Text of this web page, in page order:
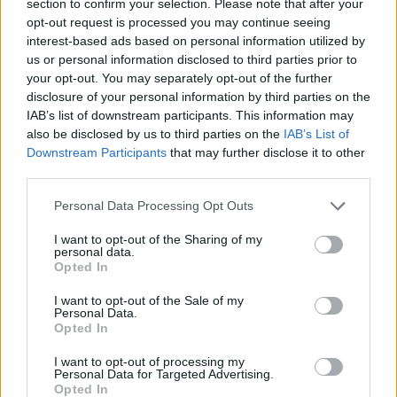
section to confirm your selection. Please note that after your
opt-out request is processed you may continue seeing
interest-based ads based on personal information utilized by
us or personal information disclosed to third parties prior to
your opt-out. You may separately opt-out of the further
disclosure of your personal information by third parties on the
IAB’s list of downstream participants. This information may
also be disclosed by us to third parties on the IAB’s List of
Downstream Participants that may further disclose it to other
Personal Data Processing Opt Outs
I want to opt-out of the Sharing of my
personal data.
Opted In
I want to opt-out of the Sale of my
Personal Data.
Opted In
I want to opt-out of processing my
Personal Data for Targeted Advertising.
Opted In
Anticonceptie - overig
Lexapro (509)
Depressie - antidepressiva SSRI
Concerta (503)
ADHD - psychostimulantia
Amlodipine (493)
Bloeddruk - calciumantagonisten
Amoxicilline / Clavulaanzuur (486)
Antibiotica - penicillines breedspectrum
Dexamfetamine (446)
Euthyrox (436)
Schildklier - hypothyroidie (traagwerkend)